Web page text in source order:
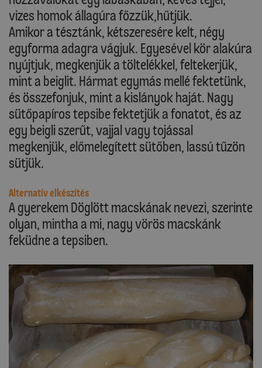
vizes homok állagúra főzzük,hűtjük.
Amikor a tésztánk, kétszeresére kelt, négy
egyforma adagra vágjuk. Egyesével kör alakúra
nyújtjuk, megkenjük a töltelékkel, feltekerjük,
mint a beiglit. Hármat egymás mellé fektetünk,
és összefonjuk, mint a kislányok haját. Nagy
sütőpapíros tepsibe fektetjük a fonatot, és az
egy beigli szerűt, vajjal vagy tojással
megkenjük, előmelegített sütőben, lassú tűzön
sütjük.
Alternatív elkészítés
A gyerekem Döglött macskának nevezi, szerinte
olyan, mintha a mi, nagy vörös macskánk
feküdne a tepsiben.